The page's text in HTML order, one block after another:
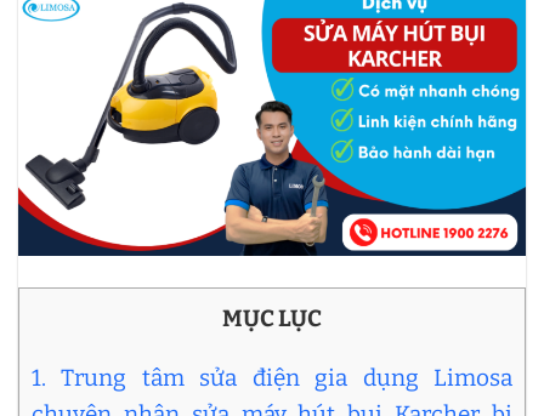
MỤC LỤC
1. Trung tâm sửa điện gia dụng Limosa